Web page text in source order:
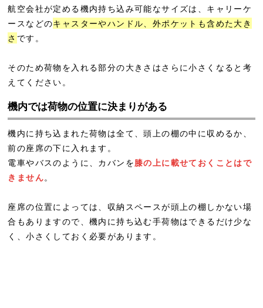
航空会社が定める機内持ち込み可能なサイズは、キャリーケ
ースなどのキャスターやハンドル、外ポケットも含めた大き
さ です。
そのため荷物を入れる部分の大きさはさらに小さくなると考
えてください。
機内では荷物の位置に決まりがある
機内に持ち込まれた荷物は全て、頭上の棚の中に収めるか、
前の座席の下に入れます。
電車やバスのように、カバンを膝の上に載せておくことはで
きません。
座席の位置によっては、収納スペースが頭上の棚しかない場
合もありますので、機内に持ち込む手荷物はできるだけ少な
く、小さくしておく必要があります。